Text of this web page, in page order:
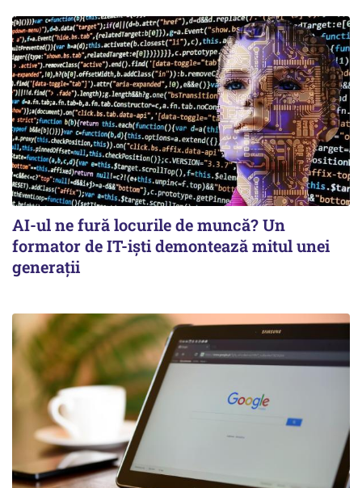
AI-ul ne fură locurile de muncă? Un
formator de IT-işti demontează mitul unei
generaţii